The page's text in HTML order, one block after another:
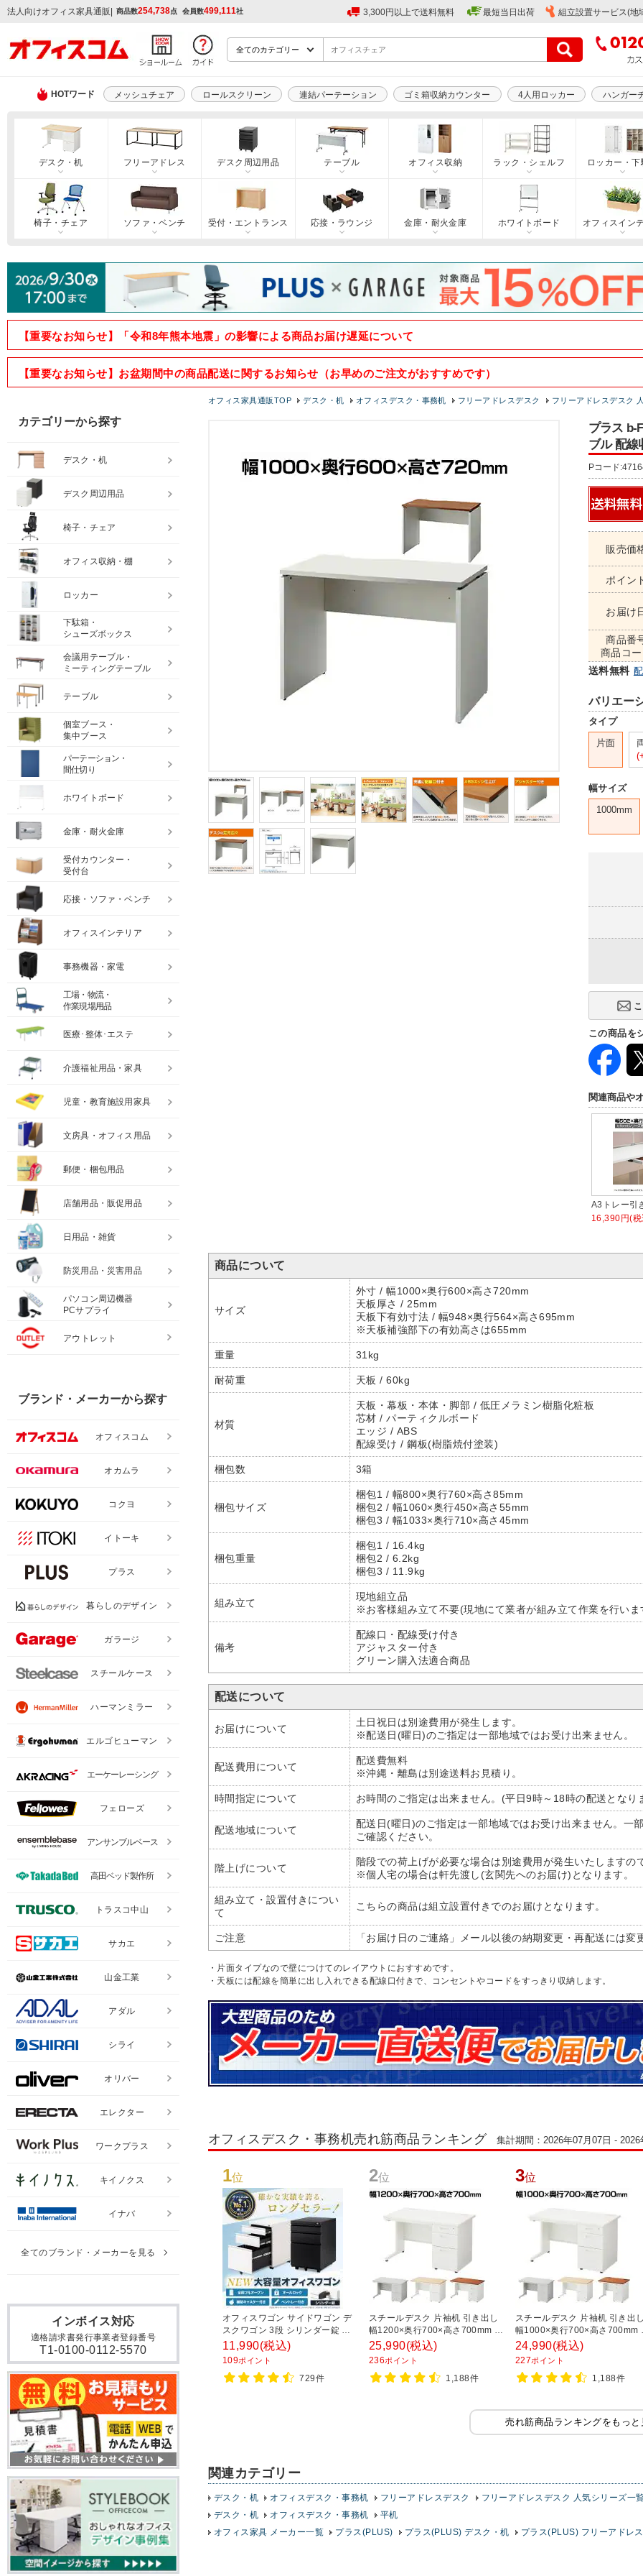
法人向けオフィス家具通販 | 商品数254,738点 会員数499,111社 3,300円以上で送料無料 最短当日出荷 組立設置サービス(地
HOTワード メッシュチェア ロールスクリーン 連結パーテーション ゴミ箱収納カウンター 4人用ロッカー ハンガー
デスク・机 フリーアドレス デスク周辺用品 テーブル オフィス収納 ラック・シェルフ ロッカー・下
椅子・チェア ソファ・ベンチ 受付・エントランス 応接・ラウンジ 金庫・耐火金庫 ホワイトボード オフィスイン
【重要なお知らせ】「令和8年熊本地震」の影響による商品お届け遅延について
【重要なお知らせ】お盆期間中の商品配送に関するお知らせ（お早めのご注文がおすすめです）
オフィス家具通販TOP デスク・机 オフィスデスク・事務机 フリーアドレスデスク フリーアドレスデスク
プラス b-
ブル 配線
Pコード
販売価
ポイン
お届け
商品番
商品コ
送料無料
バリエー
タイプ
片面
幅サイズ
1000mm
この商品を
関連商品や
A3トレー引
16,390円(
商品について
サイズ
外寸 / 幅1000×奥行600×高さ720mm
天板厚さ / 25mm
天板下有効寸法 / 幅948×奥行564×高さ695mm
※天板補強部下の有効高さは655mm
重量 31kg
耐荷重 天板 / 60kg
材質
天板・幕板・本体・脚部 / 低圧メラミン樹脂化粧板
芯材 / パーティクルボード
エッジ / ABS
配線受け / 鋼板(樹脂焼付塗装)
梱包数 3箱
梱包サイズ
梱包1 / 幅800×奥行760×高さ85mm
梱包2 / 幅1060×奥行450×高さ55mm
梱包3 / 幅1033×奥行710×高さ45mm
梱包重量
梱包1 / 16.4kg
梱包2 / 6.2kg
梱包3 / 11.9kg
組み立て
現地組立品
※お客様組み立て不要(現地にて業者が組み立て作業を行いま
備考
配線口・配線受け付き
アジャスター付き
グリーン購入法適合商品
配送について
お届けについて
土日祝日は別途費用が発生します。
※配送日(曜日)のご指定は一部地域ではお受け出来ません。
配送費用について
配送費無料
※沖縄・離島は別途送料お見積り。
時間指定について お時間のご指定は出来ません。(平日9時～18時の配送となり
配送地域について
配送日(曜日)のご指定は一部地域ではお受け出来ません。一
ご確認ください。
階上げについて
階段での荷上げが必要な場合は別途費用が発生いたします
※個人宅の場合は軒先渡し(玄関先へのお届け)となります。
組み立て・設置付きについ
て
こちらの商品は組立設置付きでのお届けとなります。
ご注意 「お届け日のご連絡」メール以後の納期変更・再配送には
・片面タイプなので壁につけてのレイアウトにおすすめです。
・天板には配線を簡単に出し入れできる配線口付きで、コンセントやコードをすっきり収納します。
オフィスデスク・事務机売れ筋商品ランキング 集計期間：2026年07月07日 - 2026
1位
オフィスワゴン サイドワゴン デ
スクワゴン 3段 シリンダー錠 鍵
付き 幅390×奥行510×高さ
600mm【ホワイト・ブラック】
11,990(税込)
109ポイント
729件
2位
スチールデスク 片袖机 引き出し
幅1200×奥行700×高さ700mm 配
線穴 事務机 ビジネスデスク
25,990(税込)
236ポイント
1,188件
3位
スチールデスク 片袖机 引き出
幅1000×奥行700×高さ700mm
線穴 事務机 ビジネスデスク
24,990(税込)
227ポイント
1,188件
売れ筋商品ランキングをもっと
関連カテゴリー
デスク・机 オフィスデスク・事務机 フリーアドレスデスク
フリーアドレスデスク 人気シリーズ一
デスク・机
オフィスデスク・事務机
平机
オフィス家具 メーカー一覧
プラス(PLUS) プラス(PLUS) デスク・机 プラス(PLUS) フリーアドレ
インボイス対応
適格請求書発行事業者登録番号
T1-0100-0112-5570
カテゴリーから探す
デスク・机
デスク周辺用品
椅子・チェア
オフィス収納・棚
ロッカー
下駄箱・
シューズボックス
会議用テーブル・
ミーティングテーブル
テーブル
個室ブース・
集中ブース
パーテーション・
間仕切り
ホワイトボード
金庫・耐火金庫
受付カウンター・
受付台
応接・ソファ・ベンチ
オフィスインテリア
事務機器・家電
工場・物流・
作業現場用品
医療･整体･エステ
介護福祉用品・家具
児童・教育施設用家具
文房具・オフィス用品
郵便・梱包用品
店舗用品・販促用品
日用品・雑貨
防災用品・災害用品
パソコン周辺機器
PCサプライ
アウトレット
ブランド・メーカーから探す
オフィスコム
オカムラ
コクヨ
イトーキ
プラス
暮らしのデザイン
ガラージ
スチールケース
ハーマンミラー
エルゴヒューマン
エーケーレーシング
フェローズ
アンサンブルベース
高田ベッド製作所
トラスコ中山
サカエ
山金工業
アダル
シライ
オリバー
エレクター
ワークプラス
キイノクス
イナバ
全てのブランド・メーカーを見る